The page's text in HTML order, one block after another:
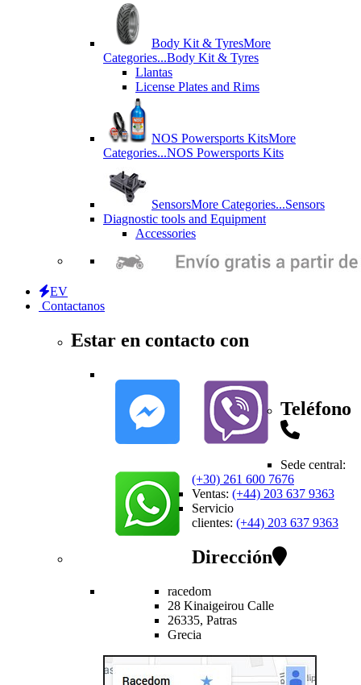
Body Kit & TyresMore
Categories...Body Kit & Tyres
Llantas
License Plates and Rims
NOS Powersports KitsMore
Categories...NOS Powersports Kits
SensorsMore Categories...Sensors
Diagnostic tools and Equipment
Accessories
EV
Contactanos
Estar en contacto con
Teléfono
Sede central:
(+30) 261 600 7676
Ventas: (+44) 203 637 9363
Servicio
clientes: (+44) 203 637 9363
Dirección
racedom
28 Kinaigeirou Calle
26335, Patras
Grecia